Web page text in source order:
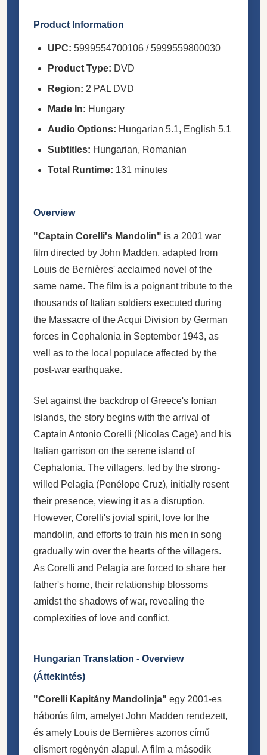
Product Information
UPC: 5999554700106 / 5999559800030
Product Type: DVD
Region: 2 PAL DVD
Made In: Hungary
Audio Options: Hungarian 5.1, English 5.1
Subtitles: Hungarian, Romanian
Total Runtime: 131 minutes
Overview
"Captain Corelli's Mandolin" is a 2001 war
film directed by John Madden, adapted from
Louis de Bernières' acclaimed novel of the
same name. The film is a poignant tribute to the
thousands of Italian soldiers executed during
the Massacre of the Acqui Division by German
forces in Cephalonia in September 1943, as
well as to the local populace affected by the
post-war earthquake.
Set against the backdrop of Greece's Ionian
Islands, the story begins with the arrival of
Captain Antonio Corelli (Nicolas Cage) and his
Italian garrison on the serene island of
Cephalonia. The villagers, led by the strong-
willed Pelagia (Penélope Cruz), initially resent
their presence, viewing it as a disruption.
However, Corelli's jovial spirit, love for the
mandolin, and efforts to train his men in song
gradually win over the hearts of the villagers.
As Corelli and Pelagia are forced to share her
father's home, their relationship blossoms
amidst the shadows of war, revealing the
complexities of love and conflict.
Hungarian Translation - Overview
(Áttekintés)
"Corelli Kapitány Mandolinja" egy 2001-es
háborús film, amelyet John Madden rendezett,
és amely Louis de Bernières azonos című
elismert regényén alapul. A film a második